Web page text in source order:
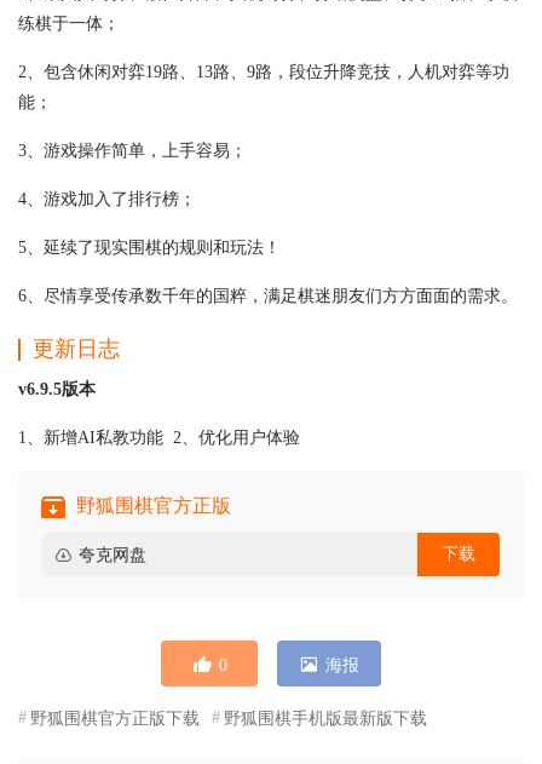
练棋于一体；
2、包含休闲对弈19路、13路、9路，段位升降竞技，人机对弈等功
能；
3、游戏操作简单，上手容易；
4、游戏加入了排行榜；
5、延续了现实围棋的规则和玩法！
6、尽情享受传承数千年的国粹，满足棋迷朋友们方方面面的需求。
更新日志
v6.9.5版本
1、新增AI私教功能 2、优化用户体验
野狐围棋官方正版
夸克网盘 下载
0 海报
野狐围棋官方正版下载 野狐围棋手机版最新版下载